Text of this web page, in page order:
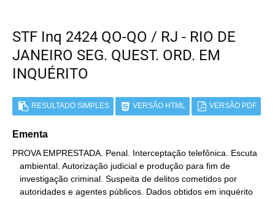
STF Inq 2424 QO-QO / RJ - RIO DE
JANEIRO SEG. QUEST. ORD. EM
INQUÉRITO
RESULTADO SIMPLES VERSÃO HTML VERSÃO PDF
Ementa
PROVA EMPRESTADA. Penal. Interceptação telefônica. Escuta